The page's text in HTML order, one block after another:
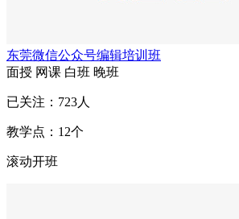
东莞微信公众号编辑培训班
面授 网课 白班 晚班
已关注： 723人
教学点： 12个
滚动开班